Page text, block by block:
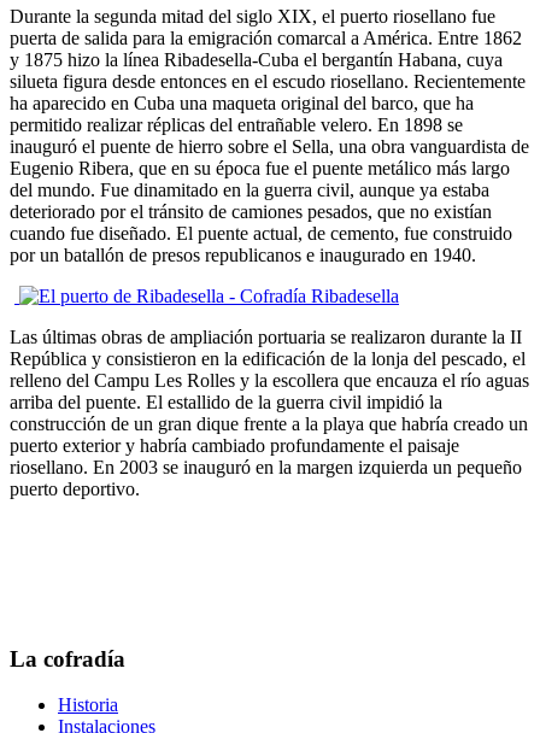
Durante la segunda mitad del siglo XIX, el puerto riosellano fue
puerta de salida para la emigración comarcal a América. Entre 1862
y 1875 hizo la línea Ribadesella-Cuba el bergantín Habana, cuya
silueta figura desde entonces en el escudo riosellano. Recientemente
ha aparecido en Cuba una maqueta original del barco, que ha
permitido realizar réplicas del entrañable velero. En 1898 se
inauguró el puente de hierro sobre el Sella, una obra vanguardista de
Eugenio Ribera, que en su época fue el puente metálico más largo
del mundo. Fue dinamitado en la guerra civil, aunque ya estaba
deteriorado por el tránsito de camiones pesados, que no existían
cuando fue diseñado. El puente actual, de cemento, fue construido
por un batallón de presos republicanos e inaugurado en 1940.
Las últimas obras de ampliación portuaria se realizaron durante la II
República y consistieron en la edificación de la lonja del pescado, el
relleno del Campu Les Rolles y la escollera que encauza el río aguas
arriba del puente. El estallido de la guerra civil impidió la
construcción de un gran dique frente a la playa que habría creado un
puerto exterior y habría cambiado profundamente el paisaje
riosellano. En 2003 se inauguró en la margen izquierda un pequeño
puerto deportivo.
La cofradía
Historia
Instalaciones